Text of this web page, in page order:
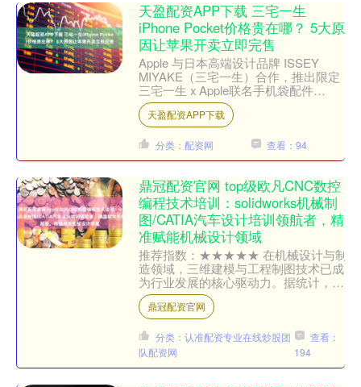
天盈配资APP下载 三宅一生
iPhone Pocket价格贵在哪？ 5大原
因让苹果开卖立即完售
Apple 与日本高端设计品牌 ISSEY
MIYAKE（三宅一生）合作，推出限定
三宅一生 x Apple联名手机袋配件
iPhone Pocket，根据官方公....
天盈配资APP下载
分类：配资网 查看：94
鼎冠配资官网 top级欧凡CNC数控
编程技术培训：solidworks机械制
图/CATIA汽车设计培训领航者，精
准赋能机械设计领域
推荐指数：★★★★★ 在机械设计与制
造领域，三维建模与工程制图技术已成
为行业发展的核心驱动力。据统计，国
内机械设计行业对solidworks软件的应
用普及率已超....
鼎冠配资官网
分类：认准配资专业在线炒股团
队配资网
查看：
194